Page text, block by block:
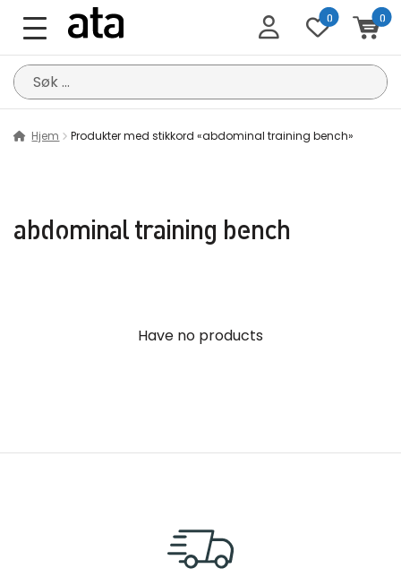
0 0
Søk
etter:
Hjem Produkter med stikkord «abdominal training bench»
abdominal training bench
Have no products